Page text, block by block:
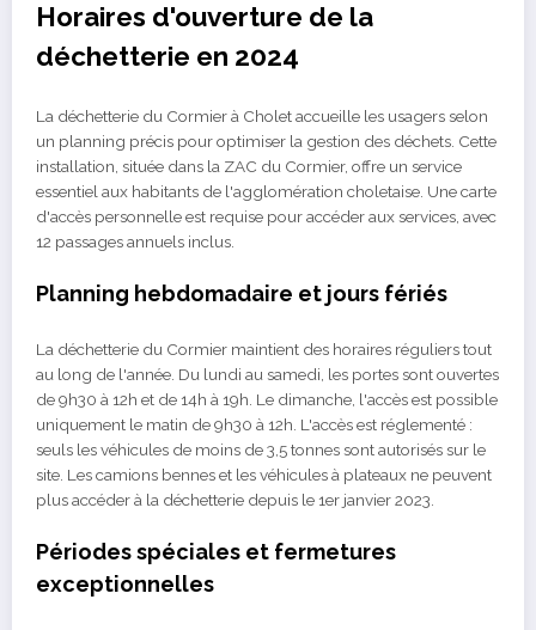
Horaires d'ouverture de la
déchetterie en 2024
La déchetterie du Cormier à Cholet accueille les usagers selon
un planning précis pour optimiser la gestion des déchets. Cette
installation, située dans la ZAC du Cormier, offre un service
essentiel aux habitants de l'agglomération choletaise. Une carte
d'accès personnelle est requise pour accéder aux services, avec
12 passages annuels inclus.
Planning hebdomadaire et jours fériés
La déchetterie du Cormier maintient des horaires réguliers tout
au long de l'année. Du lundi au samedi, les portes sont ouvertes
de 9h30 à 12h et de 14h à 19h. Le dimanche, l'accès est possible
uniquement le matin de 9h30 à 12h. L'accès est réglementé :
seuls les véhicules de moins de 3,5 tonnes sont autorisés sur le
site. Les camions bennes et les véhicules à plateaux ne peuvent
plus accéder à la déchetterie depuis le 1er janvier 2023.
Périodes spéciales et fermetures
exceptionnelles